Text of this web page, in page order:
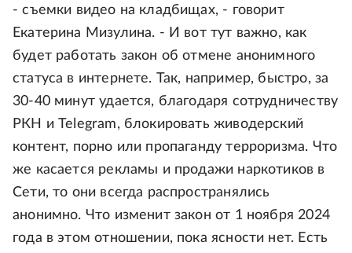
- съемки видео на кладбищах, - говорит
Екатерина Мизулина. - И вот тут важно, как
будет работать закон об отмене анонимного
статуса в интернете. Так, например, быстро, за
30-40 минут удается, благодаря сотрудничеству
РКН и Telegram, блокировать живодерский
контент, порно или пропаганду терроризма. Что
же касается рекламы и продажи наркотиков в
Сети, то они всегда распространялись
анонимно. Что изменит закон от 1 ноября 2024
года в этом отношении, пока ясности нет. Есть